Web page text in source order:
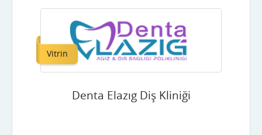
Vitrin
Denta Elazıg Diş Kliniği